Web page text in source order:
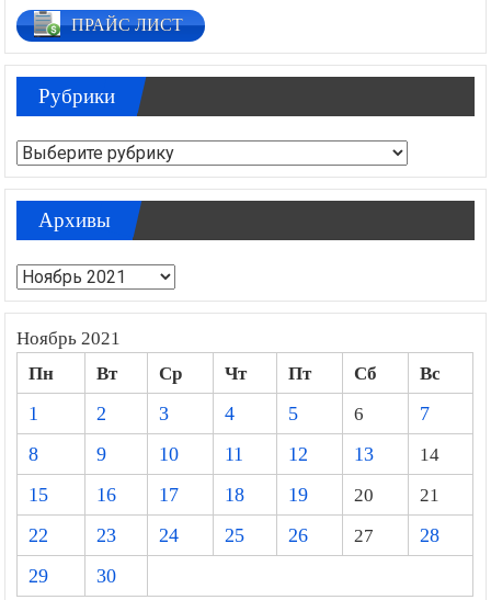
ПРАЙС ЛИСТ
Рубрики
Рубрики
Архивы
Архивы
Ноябрь 2021
Пн Вт Ср Чт Пт Сб
Вс
1
2 3 4 5 6
7
8
9 10 11 12 13
14
15
16 17 18 19 20
21
22
23 24 25 26 27
28
29
30